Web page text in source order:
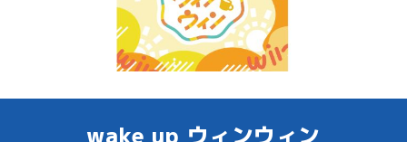
wake up ウィンウィン